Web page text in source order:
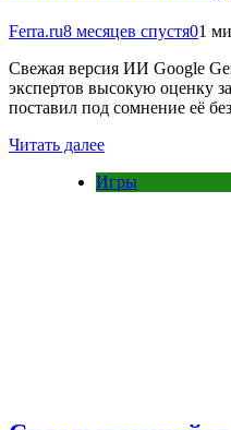
Ferra.ru8 месяцев спустя01
Свежая версия ИИ Google
экспертов высокую оценку
поставил под сомнение её
Читать далее
Игры